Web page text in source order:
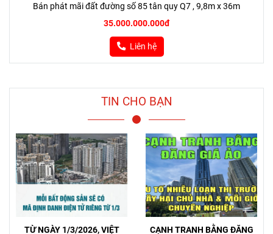
Bán phát mãi đất đường số 85 tân quy Q7 , 9,8m x 36m
35.000.000.000đ
Liên hệ
TIN CHO BẠN
TỪ NGÀY 1/3/2026, VIỆT
CẠNH TRANH BẰNG ĐĂNG